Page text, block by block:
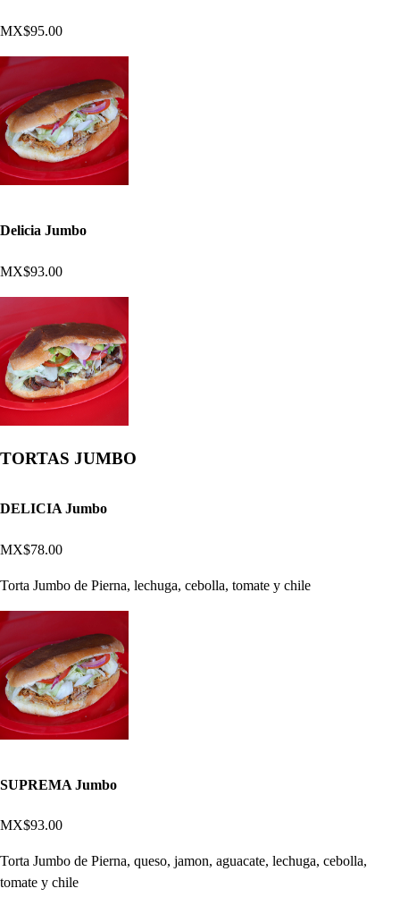
MX$95.00
Delicia Jumbo
MX$93.00
TORTAS JUMBO
DELICIA Jumbo
MX$78.00
Torta Jumbo de Pierna, lechuga, cebolla, tomate y chile
SUPREMA Jumbo
MX$93.00
Torta Jumbo de Pierna, queso, jamon, aguacate, lechuga, cebolla,
tomate y chile